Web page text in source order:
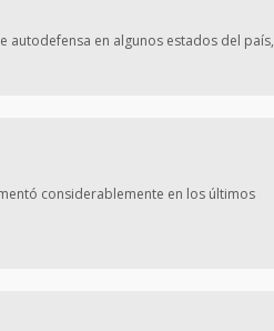
autodefensa en algunos estados del país,
considerablemente en los últimos